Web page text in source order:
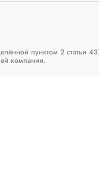
пунктом 2 статьи
компании.